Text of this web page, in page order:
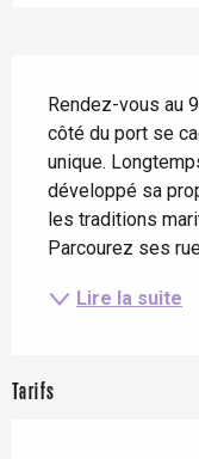
Rendez-vous au
côté du port se
unique.
développé sa
les traditions
Parcourez ses
Lire la suite
Tarifs